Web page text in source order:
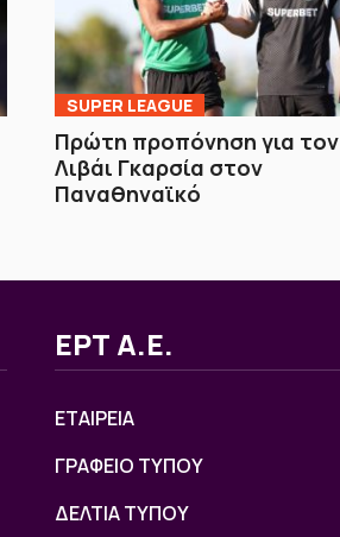
SUPER LEAGUE
Πρώτη προπόνηση για τον
Λιβάι Γκαρσία στον
Παναθηναϊκό
ΕΡΤ Α.Ε.
ΕΤΑΙΡΕΙΑ
ΓΡΑΦΕΙΟ ΤΥΠΟΥ
ΔΕΛΤΙΑ ΤΥΠΟΥ